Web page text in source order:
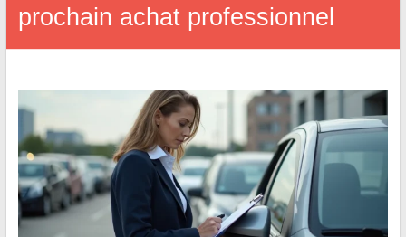
prochain achat professionnel